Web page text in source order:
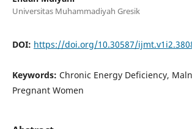
Universitas Muhammadiyah Gresik
DOI: https://doi.org/10.30587/
Keywords: Chronic Energy Deficiency,
Pregnant Women